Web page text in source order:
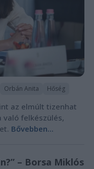
Orbán Anita Hőség
az elmúlt tizenhat
való felkészülés,
Bővebben...
– Borsa Miklós